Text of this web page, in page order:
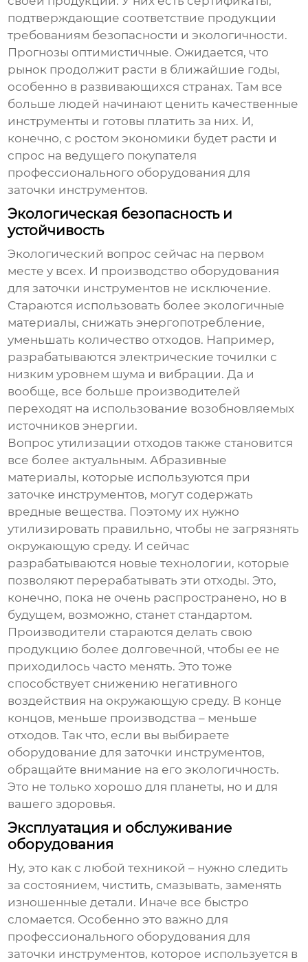
подтверждающие соответствие продукции
требованиям безопасности и экологичности.
Прогнозы оптимистичные. Ожидается, что
рынок продолжит расти в ближайшие годы,
особенно в развивающихся странах. Там все
больше людей начинают ценить качественные
инструменты и готовы платить за них. И,
конечно, с ростом экономики будет расти и
спрос на ведущего покупателя
профессионального оборудования для
заточки инструментов.
Экологическая безопасность и
устойчивость
Экологический вопрос сейчас на первом
месте у всех. И производство оборудования
для заточки инструментов не исключение.
Стараются использовать более экологичные
материалы, снижать энергопотребление,
уменьшать количество отходов. Например,
разрабатываются электрические точилки с
низким уровнем шума и вибрации. Да и
вообще, все больше производителей
переходят на использование возобновляемых
источников энергии.
Вопрос утилизации отходов также становится
все более актуальным. Абразивные
материалы, которые используются при
заточке инструментов, могут содержать
вредные вещества. Поэтому их нужно
утилизировать правильно, чтобы не загрязнять
окружающую среду. И сейчас
разрабатываются новые технологии, которые
позволяют перерабатывать эти отходы. Это,
конечно, пока не очень распространено, но в
будущем, возможно, станет стандартом.
Производители стараются делать свою
продукцию более долговечной, чтобы ее не
приходилось часто менять. Это тоже
способствует снижению негативного
воздействия на окружающую среду. В конце
концов, меньше производства – меньше
отходов. Так что, если вы выбираете
оборудование для заточки инструментов,
обращайте внимание на его экологичность.
Это не только хорошо для планеты, но и для
вашего здоровья.
Эксплуатация и обслуживание
оборудования
Ну, это как с любой техникой – нужно следить
за состоянием, чистить, смазывать, заменять
изношенные детали. Иначе все быстро
сломается. Особенно это важно для
профессионального оборудования для
заточки инструментов, которое используется в